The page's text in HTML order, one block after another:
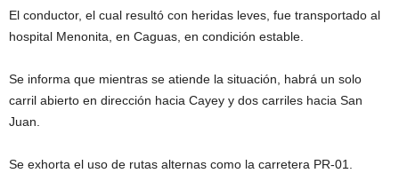
El conductor, el cual resultó con heridas leves, fue transportado al
hospital Menonita, en Caguas, en condición estable.
Se informa que mientras se atiende la situación, habrá un solo
carril abierto en dirección hacia Cayey y dos carriles hacia San
Juan.
Se exhorta el uso de rutas alternas como la carretera PR-01.